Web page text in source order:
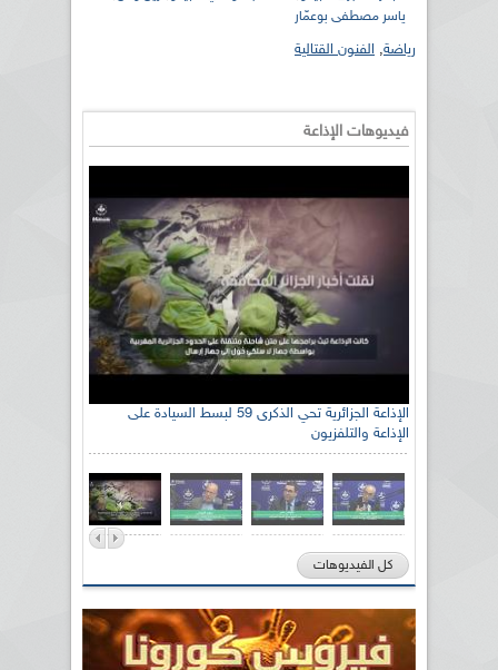
ياسر مصطفى بوعمّار
رياضة, الفنون القتالية
فيديوهات الإذاعة
الإذاعة الجزائرية تحي الذكرى 59 لبسط السيادة على
الإذاعة والتلفزيون
كل الفيديوهات